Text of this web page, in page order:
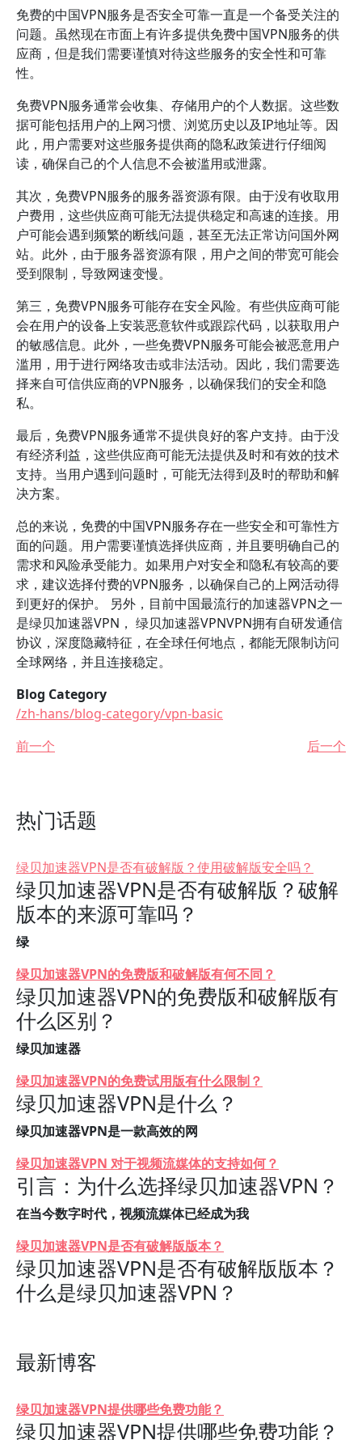
免费的中国VPN服务是否安全可靠一直是一个备受关注的
问题。虽然现在市面上有许多提供免费中国VPN服务的供
应商，但是我们需要谨慎对待这些服务的安全性和可靠
性。
免费VPN服务通常会收集、存储用户的个人数据。这些数
据可能包括用户的上网习惯、浏览历史以及IP地址等。因
此，用户需要对这些服务提供商的隐私政策进行仔细阅
读，确保自己的个人信息不会被滥用或泄露。
其次，免费VPN服务的服务器资源有限。由于没有收取用
户费用，这些供应商可能无法提供稳定和高速的连接。用
户可能会遇到频繁的断线问题，甚至无法正常访问国外网
站。此外，由于服务器资源有限，用户之间的带宽可能会
受到限制，导致网速变慢。
第三，免费VPN服务可能存在安全风险。有些供应商可能
会在用户的设备上安装恶意软件或跟踪代码，以获取用户
的敏感信息。此外，一些免费VPN服务可能会被恶意用户
滥用，用于进行网络攻击或非法活动。因此，我们需要选
择来自可信供应商的VPN服务，以确保我们的安全和隐
私。
最后，免费VPN服务通常不提供良好的客户支持。由于没
有经济利益，这些供应商可能无法提供及时和有效的技术
支持。当用户遇到问题时，可能无法得到及时的帮助和解
决方案。
总的来说，免费的中国VPN服务存在一些安全和可靠性方
面的问题。用户需要谨慎选择供应商，并且要明确自己的
需求和风险承受能力。如果用户对安全和隐私有较高的要
求，建议选择付费的VPN服务，以确保自己的上网活动得
到更好的保护。 另外，目前中国最流行的加速器VPN之一
是绿贝加速器VPN， 绿贝加速器VPNVPN拥有自研发通信
协议，深度隐藏特征，在全球任何地点，都能无限制访问
全球网络，并且连接稳定。
Blog Category
/zh-hans/blog-category/vpn-basic
前一个
后一个
热门话题
绿贝加速器VPN是否有破解版？使用破解版安全吗？
绿贝加速器VPN是否有破解版？破解
版本的来源可靠吗？
绿
绿贝加速器VPN的免费版和破解版有何不同？
绿贝加速器VPN的免费版和破解版有
什么区别？
绿贝加速器
绿贝加速器VPN的免费试用版有什么限制？
绿贝加速器VPN是什么？
绿贝加速器VPN是一款高效的网
绿贝加速器VPN 对于视频流媒体的支持如何？
引言：为什么选择绿贝加速器VPN？
在当今数字时代，视频流媒体已经成为我
绿贝加速器VPN是否有破解版版本？
绿贝加速器VPN是否有破解版版本？
什么是绿贝加速器VPN？
最新博客
绿贝加速器VPN提供哪些免费功能？
绿贝加速器VPN提供哪些免费功能？